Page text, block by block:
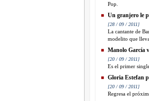
Pop.
Un granjero le
[28 / 09 / 2011]
La cantante de
modelito que
Manolo García
[20 / 09 / 2011]
Es el primer
Gloria Estefan
[20 / 09 / 2011]
Regresa el